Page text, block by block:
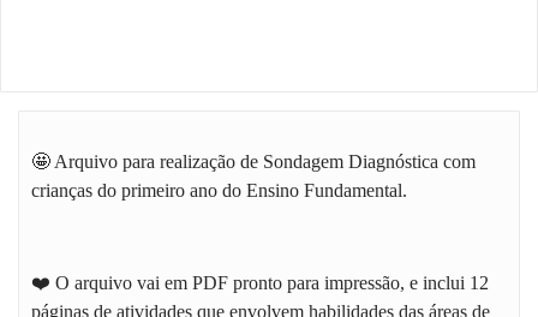
🤩 Arquivo para realização de Sondagem Diagnóstica com
crianças do primeiro ano do Ensino Fundamental.
❤️ O arquivo vai em PDF pronto para impressão, e inclui 12
páginas de atividades que envolvem habilidades das áreas de